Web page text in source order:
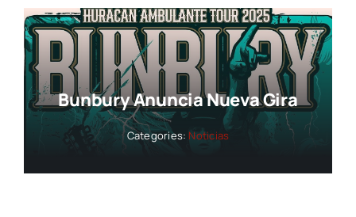
Bunbury Anuncia Nueva Gira
Categories: Noticias